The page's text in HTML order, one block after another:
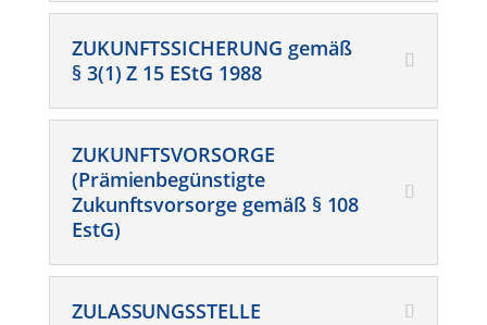
ZUKUNFTSSICHERUNG gemäß
§ 3(1) Z 15 EStG 1988
ZUKUNFTSVORSORGE
(Prämienbegünstigte
Zukunftsvorsorge gemäß § 108
EstG)
ZULASSUNGSSTELLE